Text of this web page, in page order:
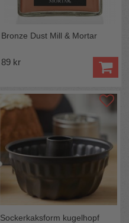
Bronze Dust Mill & Mortar
89 kr
Sockerkaksform kugelhopf